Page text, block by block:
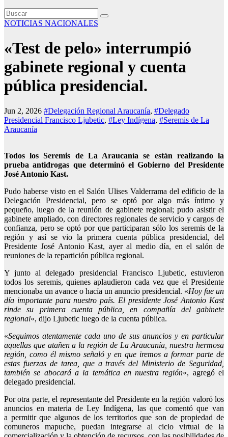
NOTICIAS NACIONALES
«Test de pelo» interrumpió
gabinete regional y cuenta
pública presidencial.
Jun 2, 2026 #Delegación Regional Araucanía, #Delegado
Presidencial Francisco Ljubetic, #Ley Indígena, #Seremis de La
Araucanía
Todos los Seremis de La Araucanía se están realizando la
prueba antidrogas que determinó el Gobierno del Presidente
José Antonio Kast.
Pudo haberse visto en el Salón Ulises Valderrama del edificio de la
Delegación Presidencial, pero se optó por algo más íntimo y
pequeño, luego de la reunión de gabinete regional; pudo asistir el
gabinete ampliado, con directores regionales de servicio y cargos de
confianza, pero se optó por que participaran sólo los seremis de la
región y así se vio la primera cuenta pública presidencial, del
Presidente José Antonio Kast, ayer al medio día, en el salón de
reuniones de la repartición pública regional.
Y junto al delegado presidencial Francisco Ljubetic, estuvieron
todos los seremis, quienes aplaudieron cada vez que el Presidente
mencionaba un avance o hacía un anuncio presidencial. «Hoy fue un
día importante para nuestro país. El presidente José Antonio Kast
rinde su primera cuenta pública, en compañía del gabinete
regional«, dijo Ljubetic luego de la cuenta pública.
«Seguimos atentamente cada uno de sus anuncios y en particular
aquellas que atañen a la región de La Araucanía, nuestra hermosa
región, como él mismo señaló y en que iremos a formar parte de
estas fuerzas de tarea, que a través del Ministerio de Seguridad,
también se abocará a la temática en nuestra región«, agregó el
delegado presidencial.
Por otra parte, el representante del Presidente en la región valoró los
anuncios en materia de Ley Indígena, las que comentó que van
a permitir que algunos de los territorios que son de propiedad de
comuneros mapuche, puedan integrarse al ciclo virtual de la